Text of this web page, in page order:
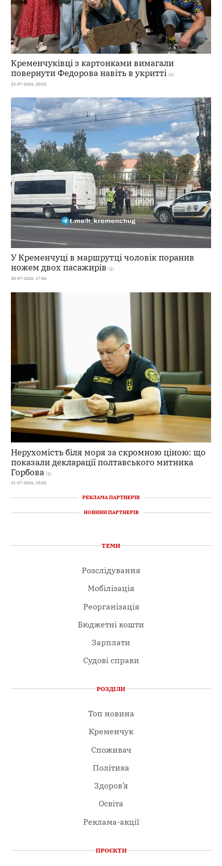
Кременчуківці з картонками вимагали
повернути Федорова навіть в укритті (1)
25-07-2026, 20:02
У Кременчуці в маршрутці чоловік поранив
ножем двох пасажирів (1)
30-07-2026, 17:06
Нерухомість біля моря за скромною ціною: що
показали декларації полтавського митника
Горбова (1)
31-07-2026, 18:02
РЕКЛАМА ПАРТНЕРІВ
НОВИНИ ПАРТНЕРІВ
ТЕМИ
Розслідування
Мобілізація
Реорганізація
Бюджетні кошти
Зарплати
Судові справи
РОЗДІЛИ
Топ новина
Кременчук
Споживач
Політика
Здоров’я
Освіта
Реклама-акції
ПРОЄКТИ